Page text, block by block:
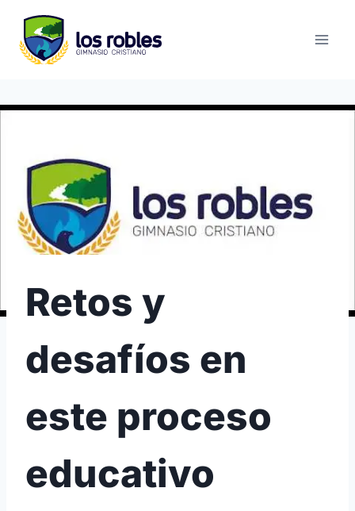
Saltar
contenido
Retos y
desafíos en
este proceso
educativo